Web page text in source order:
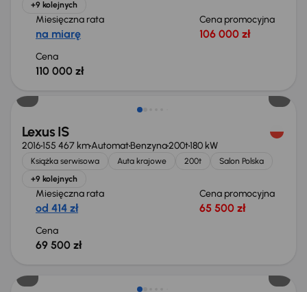
+9 kolejnych
Miesięczna rata
na miarę
Cena promocyjna
106 000 zł
Cena
110 000 zł
Lexus IS
2016155 467 kmAutomatBenzyna200t180 kW
Książka serwisowa Auta krajowe 200t
Salon Polska
+9 kolejnych
Miesięczna rata
od 414 zł
Cena promocyjna
65 500 zł
Cena
69 500 zł